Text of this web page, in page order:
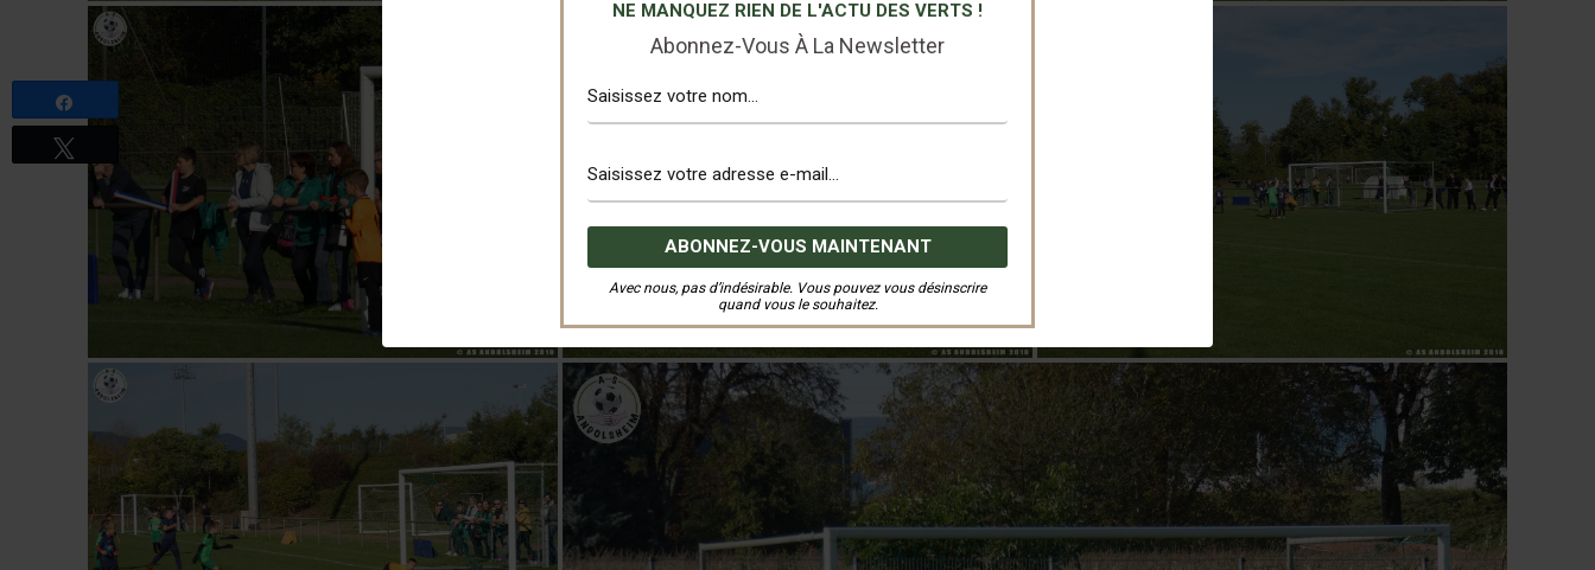
NE MANQUEZ RIEN DE L'ACTU DES VERTS !
Abonnez-Vous À La Newsletter
Avec nous, pas d’indésirable. Vous pouvez vous désinscrire
quand vous le souhaitez.